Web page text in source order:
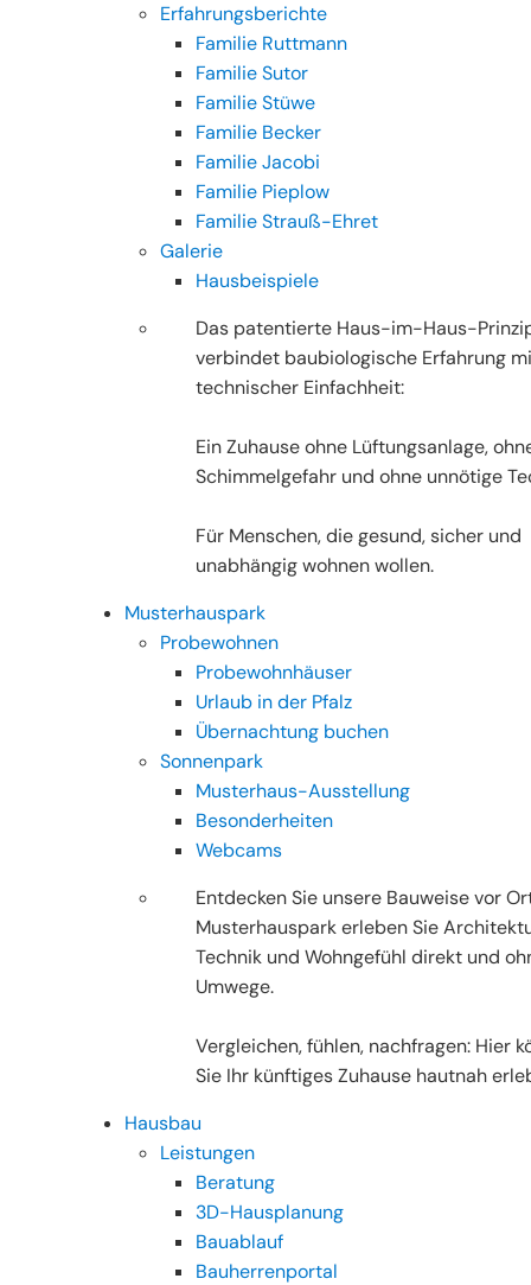
Erfahrungsberichte
Familie Ruttmann
Familie Sutor
Familie Stüwe
Familie Becker
Familie Jacobi
Familie Pieplow
Familie Strauß-Ehret
Galerie
Hausbeispiele
Das patentierte Haus-im-Haus-
verbindet baubiologische Erfahrung
technischer Einfachheit:
Ein Zuhause ohne Lüftungsanlage,
Schimmelgefahr und ohne unnötige
Für Menschen, die gesund, sicher und
unabhängig wohnen wollen.
Musterhauspark
Probewohnen
Probewohnhäuser
Urlaub in der Pfalz
Übernachtung buchen
Sonnenpark
Musterhaus-Ausstellung
Besonderheiten
Webcams
Entdecken Sie unsere Bauweise vor
Musterhauspark erleben Sie
Technik und Wohngefühl direkt und
Umwege.
Vergleichen, fühlen, nachfragen: Hier
Sie Ihr künftiges Zuhause hautnah
Hausbau
Leistungen
Beratung
3D-Hausplanung
Bauablauf
Bauherrenportal